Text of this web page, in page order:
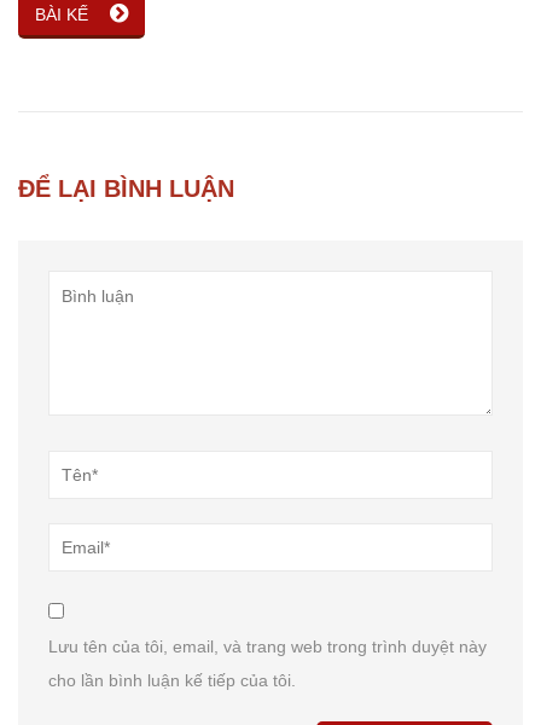
BÀI KẾ
ĐỂ LẠI BÌNH LUẬN
Lưu tên của tôi, email, và trang web trong trình duyệt này
cho lần bình luận kế tiếp của tôi.